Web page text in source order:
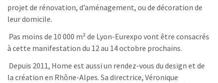
projet de rénovation, d’aménagement, ou de décoration de
leur domicile.
Pas moins de 10 000 m² de Lyon-Eurexpo vont être consacrés
à cette manifestation du 12 au 14 octobre prochains.
Depuis 2011, Home est aussi un rendez-vous du design et de
la création en Rhône-Alpes. Sa directrice, Véronique